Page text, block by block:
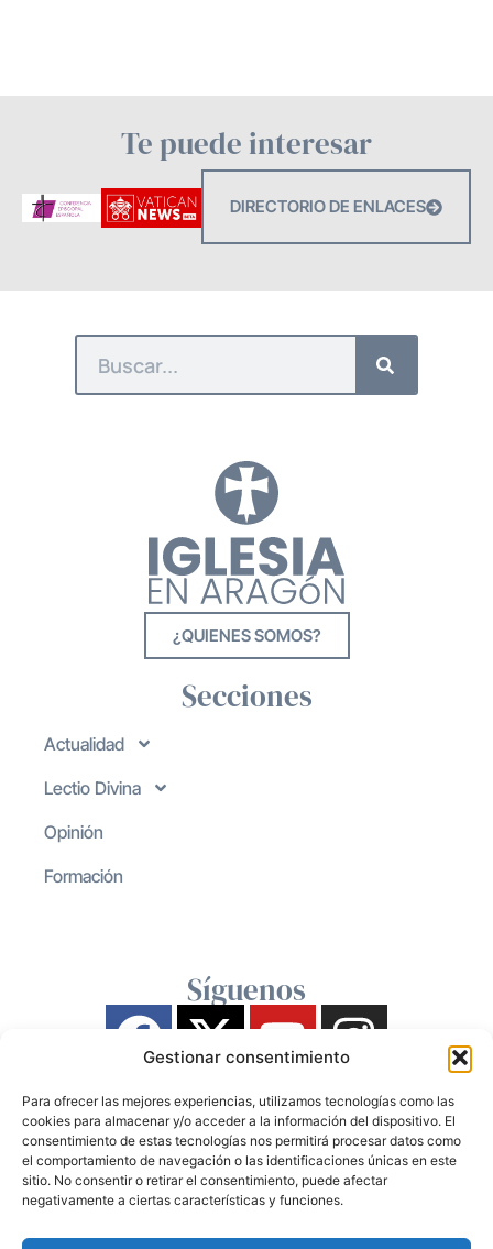
Gestionar consentimiento
Para ofrecer las mejores experiencias, utilizamos tecnologías como las
cookies para almacenar y/o acceder a la información del dispositivo. El
consentimiento de estas tecnologías nos permitirá procesar datos como
el comportamiento de navegación o las identificaciones únicas en este
sitio. No consentir o retirar el consentimiento, puede afectar
negativamente a ciertas características y funciones.
Te puede interesar
DIRECTORIO DE ENLACES
¿QUIENES SOMOS?
Secciones
Actualidad
Lectio Divina
Opinión
Formación
Síguenos